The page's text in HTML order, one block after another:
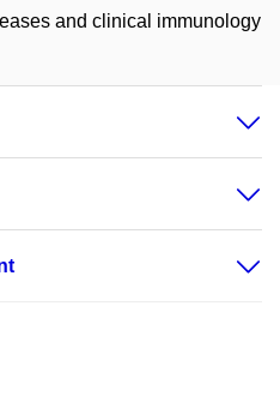
and clinical immunology